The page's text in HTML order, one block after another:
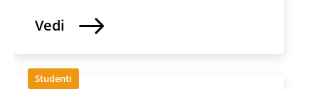
Vedi
Studenti